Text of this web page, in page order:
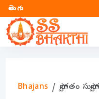
తెలుగు
Bhajans స్వాగతం